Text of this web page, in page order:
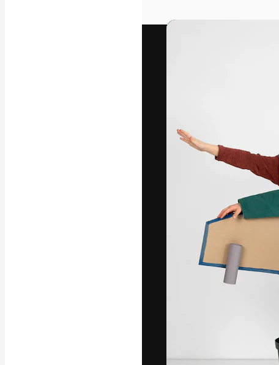
Videos
Arbeit zu
Abonnenten
Agenturen und
Deutsch